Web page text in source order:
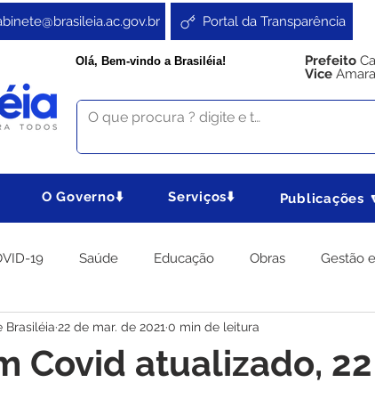
Portal da Transparência
Olá, Bem-vindo a Brasiléia! Prefeito
Vice
O Governo⬇️ Serviços⬇️ Publicações
19 Saúde Educação Obras Gestão
No Gabinete Agricultura e Produção
Covid atualizado,
Brasiléia 22 de mar. de 2021 0 min de leitura